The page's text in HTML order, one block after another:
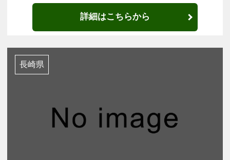
詳細はこちらから
長崎県